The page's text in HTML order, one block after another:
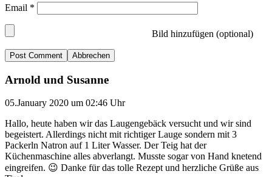
Email *
Bild hinzufügen (optional)
Abbrechen
Arnold und Susanne
05.January 2020 um 02:46 Uhr
Hallo, heute haben wir das Laugengebäck versucht und wir sind
begeistert. Allerdings nicht mit richtiger Lauge sondern mit 3
Packerln Natron auf 1 Liter Wasser. Der Teig hat der
Küchenmaschine alles abverlangt. Musste sogar von Hand knetend
eingreifen. 😉 Danke für das tolle Rezept und herzliche Grüße aus